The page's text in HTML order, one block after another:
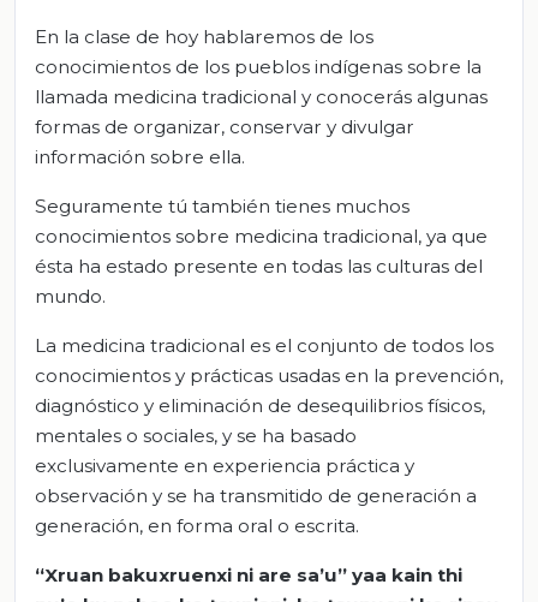
En la clase de hoy hablaremos de los
conocimientos de los pueblos indígenas sobre la
llamada medicina tradicional y conocerás algunas
formas de organizar, conservar y divulgar
información sobre ella.
Seguramente tú también tienes muchos
conocimientos sobre medicina tradicional, ya que
ésta ha estado presente en todas las culturas del
mundo.
La medicina tradicional es el conjunto de todos los
conocimientos y prácticas usadas en la prevención,
diagnóstico y eliminación de desequilibrios físicos,
mentales o sociales, y se ha basado
exclusivamente en experiencia práctica y
observación y se ha transmitido de generación a
generación, en forma oral o escrita.
“Xruan bakuxruenxi ni are sa’u” yaa kain thi